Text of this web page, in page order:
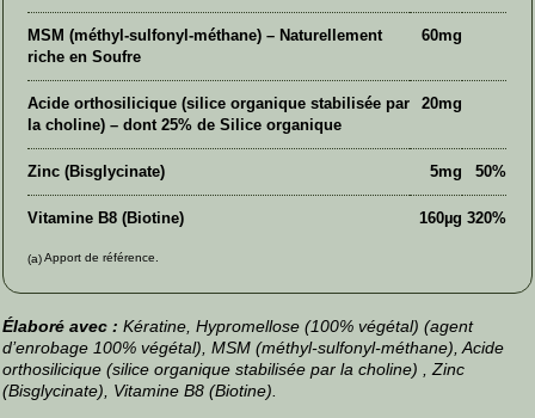
MSM (méthyl-sulfonyl-méthane) – Naturellement
riche en Soufre
60mg
Acide orthosilicique (silice organique stabilisée par
la choline) – dont 25% de Silice organique
20mg
Zinc (Bisglycinate) 5mg 50%
Vitamine B8 (Biotine) 160µg 320%
(a)Apport de référence.
Élaboré avec : Kératine, Hypromellose (100% végétal) (agent
d’enrobage 100% végétal), MSM (méthyl-sulfonyl-méthane), Acide
orthosilicique (silice organique stabilisée par la choline) , Zinc
(Bisglycinate), Vitamine B8 (Biotine).